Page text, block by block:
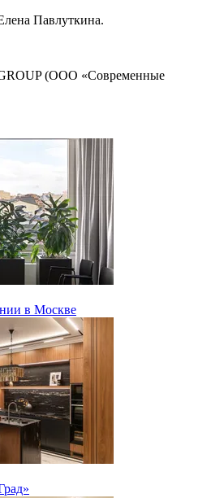
Павлуткина.
(ООО «Современные
в Москве